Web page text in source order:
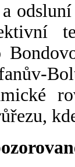
odsluní